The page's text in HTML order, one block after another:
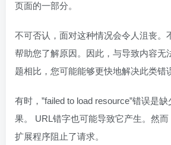
页面的一部分。
不可否认，面对这种情况会令人沮丧。
帮助您了解原因。因此，与导致内容无
题相比，您可能能够更快地解决此类错
有时，”failed to load resource”错误是
果。 URL错字也可能导致它产生。然
扩展程序阻止了请求。